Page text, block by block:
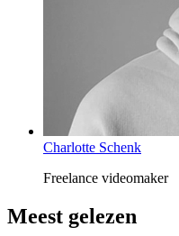
Charlotte Schenk
Freelance videomaker
Meest gelezen